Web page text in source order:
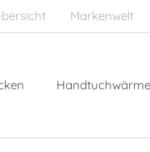
Markenwelt